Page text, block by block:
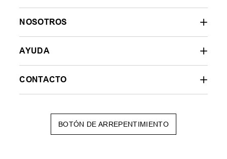
NOSOTROS
AYUDA
CONTACTO
BOTÓN DE ARREPENTIMIENTO